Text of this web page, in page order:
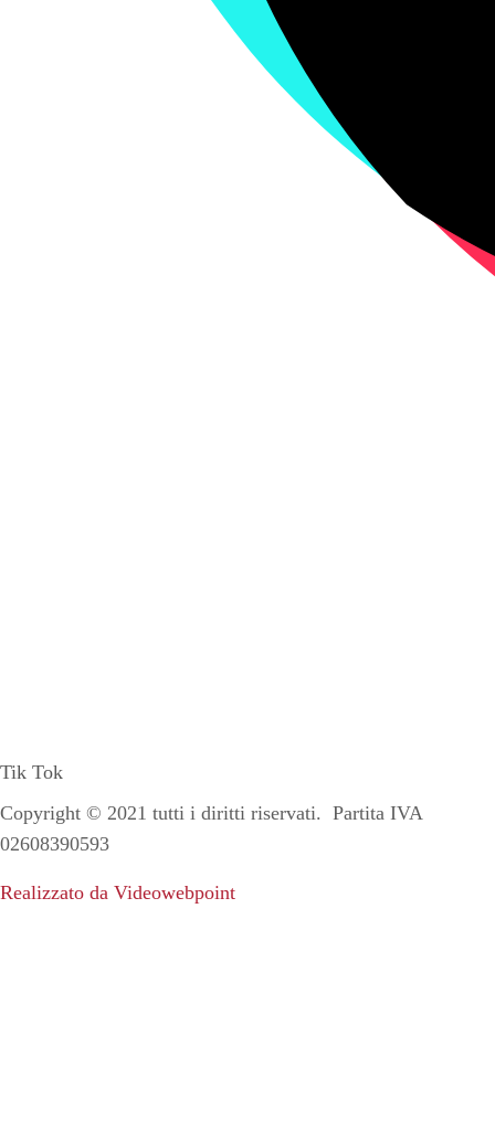
Tik Tok
Copyright © 2021 tutti i diritti riservati. Partita IVA
02608390593
Realizzato da Videowebpoint